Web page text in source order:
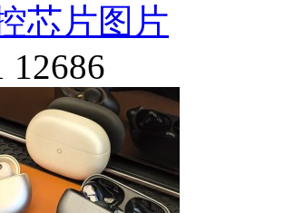
芯片图片
12686